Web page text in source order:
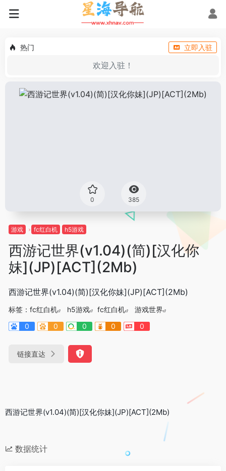
热门 立即入驻
欢迎入驻！
0 385
游戏 fc红白机 h5游戏
西游记世界(v1.04)(简)[汉化你
妹](JP)[ACT](2Mb)
西游记世界(v1.04)(简)[汉化你妹](JP)[ACT](2Mb)
标签： fc红白机 h5游戏 fc红白机
游戏世界
0
0 0 0 0
链接直达
西游记世界(v1.04)(简)[汉化你妹](JP)[ACT](2Mb)
数据统计